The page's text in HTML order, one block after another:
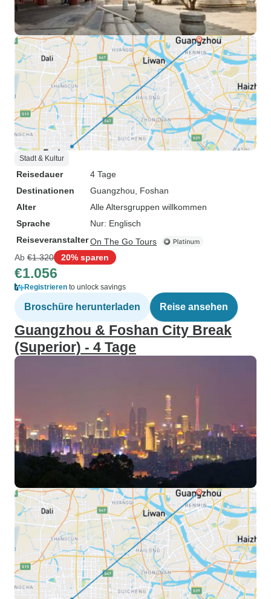
Stadt & Kultur
Reisedauer
4 Tage
Destinationen
Guangzhou , Foshan
Alter
Alle Altersgruppen willkommen
Sprache
Nur: Englisch
ReiseveranstalterOn The Go Tours
Ab €1.320 20% sparen
€1.056
Registrieren to unlock savings
Broschüre herunterladen Reise ansehen
Guangzhou & Foshan City Break
(Superior) - 4 Tage